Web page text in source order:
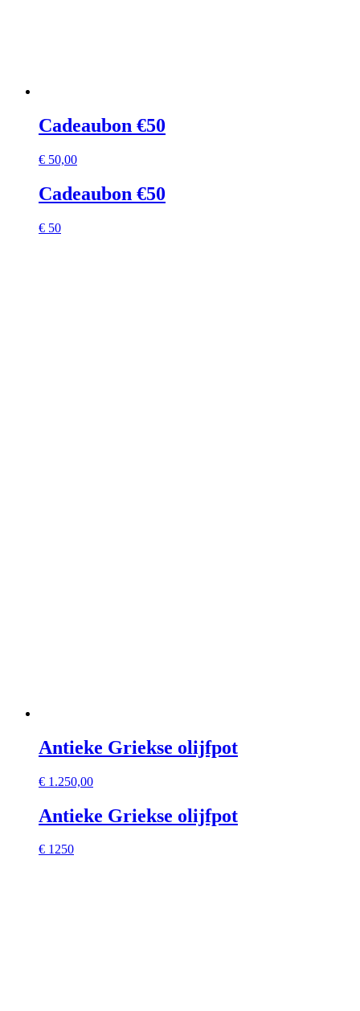
Cadeaubon €50
€ 50,00
Cadeaubon €50
€ 50
Antieke Griekse olijfpot
€ 1.250,00
Antieke Griekse olijfpot
€ 1250